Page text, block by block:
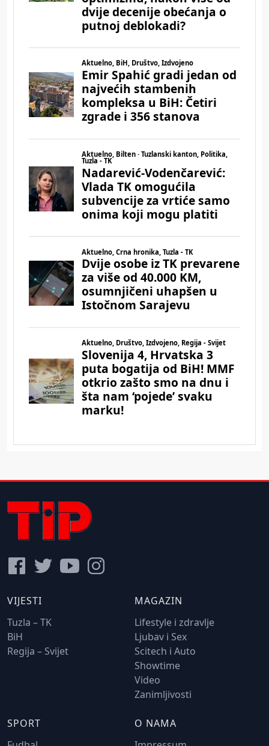
VIJESTI
Tuzla – TK
BiH
Regija – Svijet
MAGAZIN
Lifestyle i zdravlje
Ljubav i Sex
Scitech i Auto
Showtime
Video
Zanimljivosti
SPORT
O NAMA